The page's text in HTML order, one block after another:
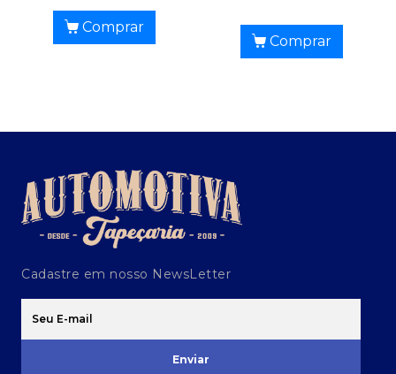
Comprar
Comprar
Cadastre em nosso NewsLetter
Enviar